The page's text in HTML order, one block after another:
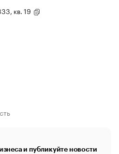
кв. 19
и публикуйте новости